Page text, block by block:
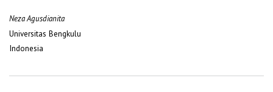
Neza Agusdianita
Universitas Bengkulu
Indonesia